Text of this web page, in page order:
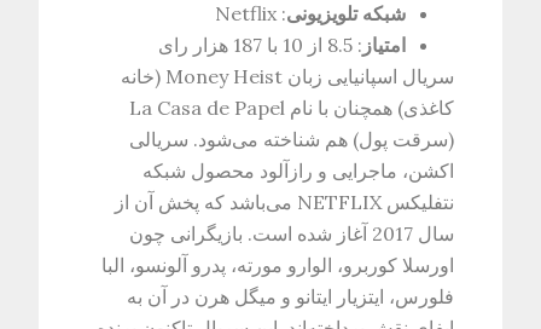
شبکه تلویزیونی: Netflix
امتیاز : 8.5 از 10 با 187 هزار رای
سریال اسپانیایی زبان Money Heist (خانه
کاغذی) همچنان با نام La Casa de Papel
(سرقت پول) هم شناخته می‌شود. سریالی
اکشن، ماجرایی و رازآلود محصول شبکه
نتفلیکس NETFLIX می‌باشد که پخش آن از
سال 2017 آغاز شده است. بازیگرانی چون
اورسلا کوربرو، الوارو مورته، پدرو آلونسو، البا
فلورس، ایتزیار ایتانو و میگل هرن در آن به